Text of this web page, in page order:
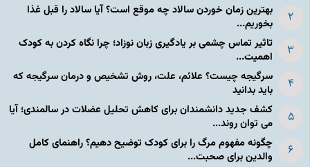
بهترین زمان خوردن سالاد چه موقع است؟ آیا سالاد را قبل غذا
بخوریم...
تاثیر تماس چشمی بر یادگیری زبان نوزاد؛ چرا نگاه کردن به کودک
اهمیت...
سرگیجه چیست؟ علائم، علت، روش تشخیص و درمان سرگیجه که
باید بدانید
کشف جدید دانشمندان برای کاهش تحلیل عضلات در سالمندی؛ آیا
می توان روند...
چگونه مفهوم مرگ را برای کودک توضیح دهیم؟ راهنمای کامل
والدین برای صحبت...